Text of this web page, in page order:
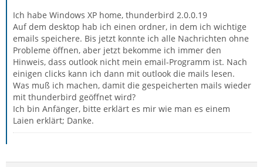
Ich habe Windows XP home, thunderbird 2.0.0.19
Auf dem desktop hab ich einen ordner, in dem ich wichtige
emails speichere. Bis jetzt konnte ich alle Nachrichten ohne
Probleme öffnen, aber jetzt bekomme ich immer den
Hinweis, dass outlook nicht mein email-Programm ist. Nach
einigen clicks kann ich dann mit outlook die mails lesen.
Was muß ich machen, damit die gespeicherten mails wieder
mit thunderbird geöffnet wird?
Ich bin Anfänger, bitte erklärt es mir wie man es einem
Laien erklärt; Danke.